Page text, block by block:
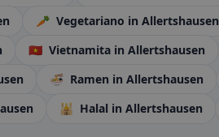
🥕 Vegetariano in Allertshausen
🇻🇳 Vietnamita in Allertshausen
🍜 Ramen in Allertshausen
🕌 Halal in Allertshausen